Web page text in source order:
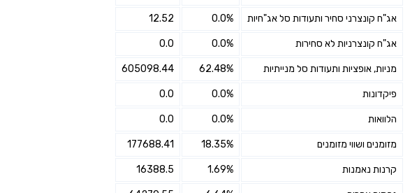
אג"ח קונצרני סחיר ותעודות סל אג"חיות 0.0%
12.52
אג"ח קונצרניות לא סחירות 0.0%
0.0
מניות, אופציות ותעודות סל מנייתיות 62.48%
605098.44
פיקדונות 0.0%
0.0
הלוואות 0.0%
0.0
מזומנים ושווי מזומנים 18.35%
177688.41
קרנות נאמנות 1.69%
16388.5